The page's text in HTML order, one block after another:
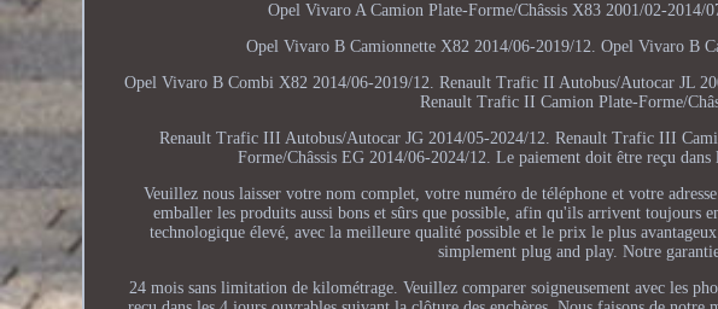
Opel Vivaro A Camion Plate-Forme/Châssis X83 2001/02-
Opel Vivaro B Camionnette X82 2014/06-2019/12. Opel Vivaro B
Opel Vivaro B Combi X82 2014/06-2019/12. Renault Trafic II Autobus/Autocar JL
Renault Trafic II Camion Plate-Forme/
Renault Trafic III Autobus/Autocar JG 2014/05-2024/12. Renault Trafic III
Forme/Châssis EG 2014/06-2024/12. Le paiement doit être reçu
Veuillez nous laisser votre nom complet, votre numéro de téléphone et votre
emballer les produits aussi bons et sûrs que possible, afin qu'ils arrivent toujours
technologique élevé, avec la meilleure qualité possible et le prix le plus
simplement plug and play. Notre
24 mois sans limitation de kilométrage. Veuillez comparer soigneusement avec les